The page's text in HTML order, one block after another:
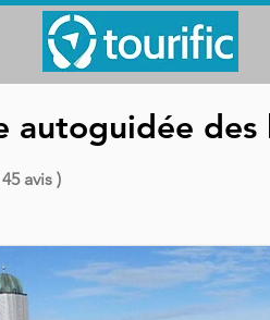
autoguidée
45 avis )